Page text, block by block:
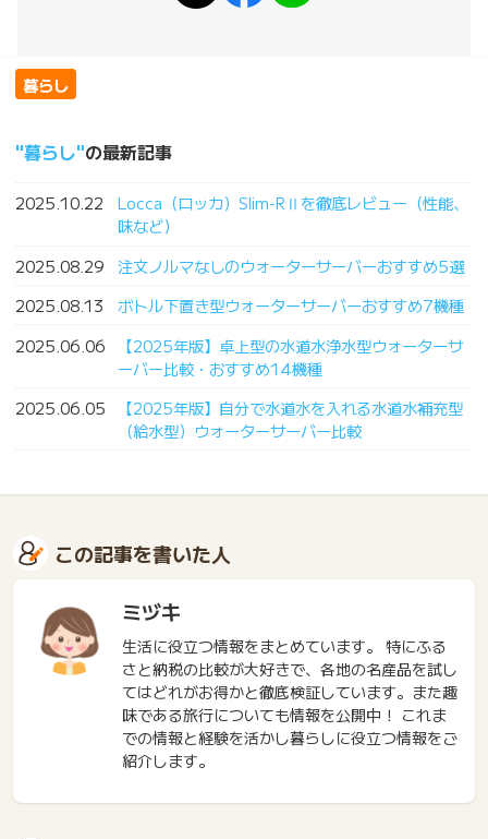
暮らし
暮らし の最新記事
2025.10.22
Locca（ロッカ）Slim-RⅡを徹底レビュー（性能、
味など）
2025.08.29
注文ノルマなしのウォーターサーバーおすすめ5選
2025.08.13
ボトル下置き型ウォーターサーバーおすすめ7機種
2025.06.06
【2025年版】卓上型の水道水浄水型ウォーターサ
ーバー比較・おすすめ14機種
2025.06.05
【2025年版】自分で水道水を入れる水道水補充型
（給水型）ウォーターサーバー比較
この記事を書いた人
ミヅキ
生活に役立つ情報をまとめています。 特にふる
さと納税の比較が大好きで、各地の名産品を試し
てはどれがお得かと徹底検証しています。また趣
味である旅行についても情報を公開中！ これま
での情報と経験を活かし暮らしに役立つ情報をご
紹介します。